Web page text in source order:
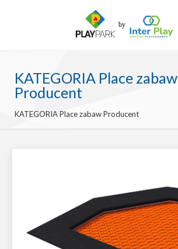
KATEGORIA Place zabaw
Producent
KATEGORIA Place zabaw Producent